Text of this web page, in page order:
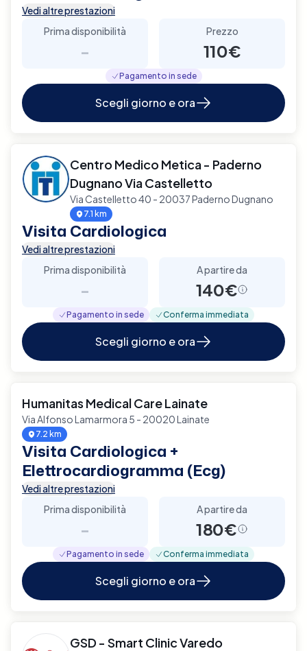
Vedi altre prestazioni
Prima disponibilità
-
Prezzo
110€
Pagamento in sede
Scegli giorno e ora
Centro Medico Metica - Paderno
Dugnano Via Castelletto
Via Castelletto 40 - 20037 Paderno Dugnano
7.1 km
Visita Cardiologica
Vedi altre prestazioni
Prima disponibilità
-
A partire da
140€
Pagamento in sede Conferma immediata
Scegli giorno e ora
Humanitas Medical Care Lainate
Via Alfonso Lamarmora 5 - 20020 Lainate
7.2 km
Visita Cardiologica +
Elettrocardiogramma (Ecg)
Vedi altre prestazioni
Prima disponibilità
-
A partire da
180€
Pagamento in sede Conferma immediata
Scegli giorno e ora
GSD - Smart Clinic Varedo